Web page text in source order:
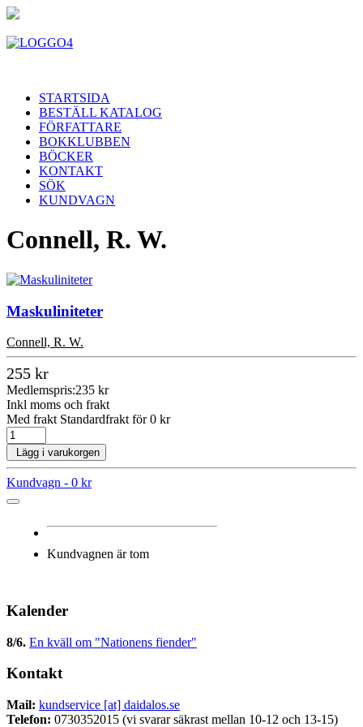
STARTSIDA
BESTÄLL KATALOG
FÖRFATTARE
BOKKLUBBEN
BÖCKER
KONTAKT
SÖK
KUNDVAGN
Connell, R. W.
Maskuliniteter
Connell, R. W.
255 kr
Medlemspris:235 kr
Inkl moms och frakt
Med frakt Standardfrakt för 0 kr
Lägg i varukorgen
Kundvagn - 0 kr
Kundvagnen är tom
Kalender
8/6. En kväll om "Nationens fiender"
Kontakt
Mail: kundservice [at] daidalos.se
Telefon: 0730352015 (vi svarar säkrast mellan 10-12 och 13-15)